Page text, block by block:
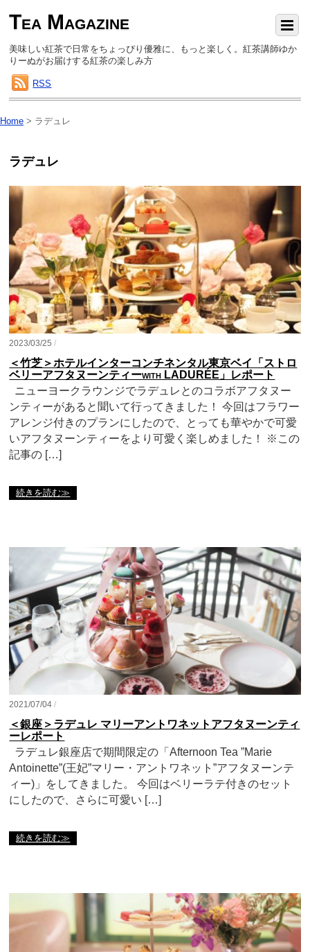
Tea Magazine
美味しい紅茶で日常をちょっぴり優雅に、もっと楽しく。紅茶講師ゆか
りーぬがお届けする紅茶の楽しみ方
RSS
Home > ラデュレ
ラデュレ
2023/03/25/
＜竹芝＞ホテルインターコンチネンタル東京ベイ「ストロ
ベリーアフタヌーンティーwith LADURÉE」レポート
ニューヨークラウンジでラデュレとのコラボアフタヌー
ンティーがあると聞いて行ってきました！ 今回はフラワー
アレンジ付きのプランにしたので、とっても華やかで可愛
いアフタヌーンティーをより可愛く楽しめました！ ※この
記事の […]
続きを読む≫
2021/07/04/
＜銀座＞ラデュレ マリーアントワネットアフタヌーンティ
ーレポート
ラデュレ銀座店で期間限定の「Afternoon Tea ”Marie
Antoinette”(王妃”マリー・アントワネット”アフタヌーンテ
ィー)」をしてきました。 今回はベリーラテ付きのセット
にしたので、さらに可愛い […]
続きを読む≫